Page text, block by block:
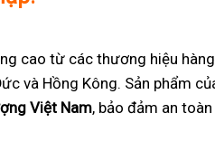
cao từ các thương hiệu
và Hồng Kông. Sản phẩm
Việt Nam, bảo đảm an